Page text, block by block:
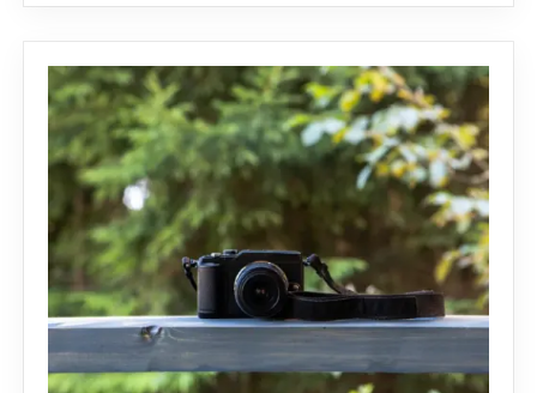
มีตัวตนบนโซเชียลมีเดียและคะแนนรีวิวบน Google เป็น
วิธีที่ได้ผลมากในการดูคุณภาพของบริการ เข้าไปที่ลิงก์
ทางการของแพลตฟอร์มเพื่อดูบัญชีโซเชียลมีเดียของพวก
เขา และอ่านความคิดเห็นของลูกค้า เพื่อดูว่าผู้คนพูดถึง
บริการของร้านอย่างไร คุณจะได้ข้อมูลสำคัญว่าร้านขาย
กล้องมือสองนั้นรักษาสัญญาที่ให้ไว้กับลูกค้าหรือไม่ 3. อ่าน
ข้อกำหนดและเงื่อนไขการใช้บริการ ค้นหาหน้า “ข้อ
กำหนดและเงื่อนไข” (มักอยู่ด้านล่างของเว็บไซต์) และอ่าน
ให้ละเอียด หน้านี้จะอธิบายรายละเอียดเกี่ยวกับการให้
บริการ รวมถึงวิธีที่แพลตฟอร์มใช้ข้อมูลของคุณ 4. ตรวจ
สอบว่ารองรับหลายยี่ห้อและหลายรุ่นหรือไม่ ร้านขายกล้อง
ออนไลน์ที่มีประสบการณ์และเชื่อถือได้มักจะรับซื้อและ
ขายกล้องจากหลากหลายยี่ห้อและรุ่น ซึ่งแสดงให้เห็นถึง
ความเชี่ยวชาญและประสบการณ์ในตลาดกล้อง หาก
สำหรับกล้องของคุณ การเก็บกล้องเก่าไว้โดยไม่ใช้งานอาจ
ส่งผลให้ประสิทธิภาพลดลงและเสี่ยงต่อการเสียหายโดยไม่
ตั้งใจ ดังนั้น การขายกล้องมือสองจึงเป็นทางเลือกที่ให้
ประโยชน์หลากหลาย อีกทั้งยังช่วยให้กล้องของคุณคง
มูลค่าไว้ได้ แต่คำถามคือ จะขายกล้องมือสองอย่างไรให้
ถูกวิธี? โดยทั่วไปมีอยู่สองวิธี วิธีแรกคือการหาผู้ซื้อแบบ
ออฟไลน์ผ่านคนรู้จักหรือเครือข่ายในท้องถิ่น ซึ่งเป็นวิธีที่ใช้
เวลานานและต้องใช้ความพยายามมาก อย่างไรก็ตาม ยังมี
อีกวิธีที่สะดวกกว่าคือการขายกล้องเก่าผ่านเว็บไซต์ของ
ร้านขายกล้องมือสอง ซึ่งแพลตฟอร์มออนไลน์เหล่านี้ใช้งาน
ง่ายและสะดวกมาก ทำไมถึงควรขายกล้องมือสองและ
กล้องเก่าโดยไม่ควรรอช้า? การขายกล้องมือสองและกล้อง
เก่าตั้งแต่เนิ่น ๆ เป็นการตัดสินใจที่ชาญฉลาดเมื่อคุณไม่มี
ความจำเป็นต้องใช้มันอีกต่อไป เหตุผลต่อไปนี้จะอธิบายถึง
สาเหตุที่อยู่เบื้องหลังเรื่องนี้: 1. ได้รับมูลค่าที่ดีที่สุดเท่าที่